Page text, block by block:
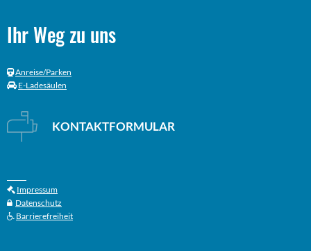
Ihr Weg zu uns
Anreise/Parken
E-Ladesäulen
KONTAKTFORMULAR
Impressum
Datenschutz
Barrierefreiheit